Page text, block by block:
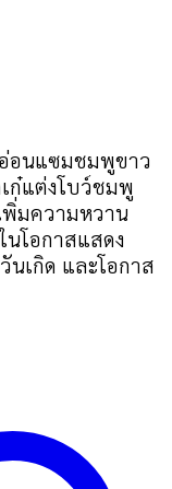
อนแซมชมพูขาว
ก๋แต่งโบว์ชมพู
พิ่มความหวาน
นโอกาสแสดง
เกิด และโอกาส